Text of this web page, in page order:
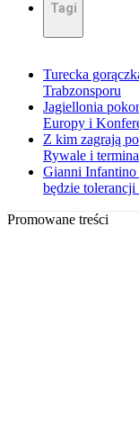
Tagi
Turecka
Trabzonsporu
Jagiellonia
Europy i
Z kim zagrają
Rywale i
Gianni Infantino
będzie
Promowane treści